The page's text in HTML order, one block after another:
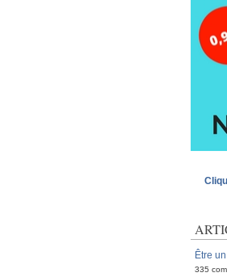
Être
335